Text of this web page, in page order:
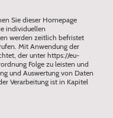
Sie dieser Homepage
individuellen
werden zeitlich befristet
Mit Anwendung der
der unter https://eu-
Folge zu leisten und
und Auswertung von Daten
Verarbeitung ist in Kapitel